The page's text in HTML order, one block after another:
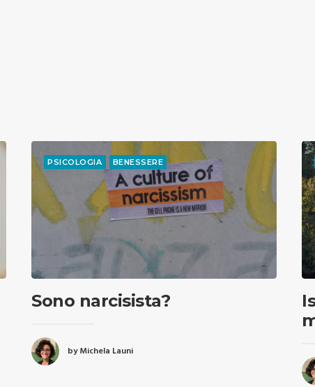
PSICOLOGIA BENESSERE
Sono narcisista?
by Michela Launi